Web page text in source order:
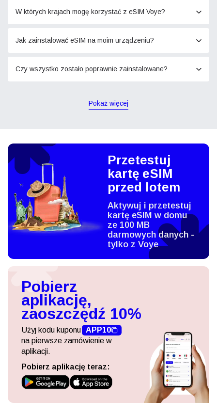
W których krajach mogę korzystać z eSIM Voye?
Jak zainstalować eSIM na moim urządzeniu?
Czy wszystko zostało poprawnie zainstalowane?
Pokaż więcej
Przetestuj
kartę eSIM
przed lotem
Aktywuj i przetestuj
kartę eSIM w domu
ze 100 MB
darmowych danych -
tylko z Voye
Pobierz
aplikację,
zaoszczędź 10%
Użyj kodu kuponu APP10
na pierwsze zamówienie w
aplikacji.
Pobierz aplikację teraz: